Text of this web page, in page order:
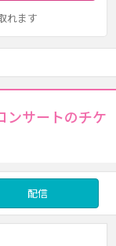
れます
ンサートのチケ
配信